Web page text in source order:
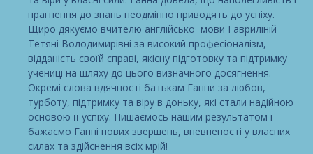
прагнення до знань неодмінно приводять до успіху.
Щиро дякуємо вчителю англійської мови Гавриліній
Тетяні Володимирівні за високий професіоналізм,
відданість своїй справі, якісну підготовку та підтримку
учениці на шляху до цього визначного досягнення.
Окремі слова вдячності батькам Ганни за любов,
турботу, підтримку та віру в доньку, які стали надійною
основою її успіху. Пишаємось нашим результатом і
бажаємо Ганні нових звершень, впевненості у власних
силах та здійснення всіх мрій!